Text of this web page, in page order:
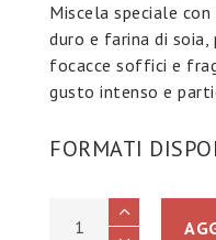
Miscela speciale
duro e farina di
focacce soffici e
gusto intenso e
FORMATI
STRAPIZZA